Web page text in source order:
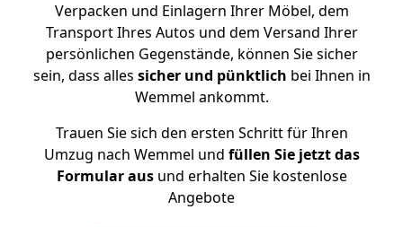
Verpacken und Einlagern Ihrer Möbel, dem
Transport Ihres Autos und dem Versand Ihrer
persönlichen Gegenstände, können Sie sicher
sein, dass alles sicher und pünktlich bei Ihnen in
Wemmel ankommt.
Trauen Sie sich den ersten Schritt für Ihren
Umzug nach Wemmel und füllen Sie jetzt das
Formular ausund erhalten Sie kostenlose
Angebote